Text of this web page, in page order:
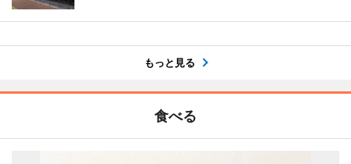
もっと見る
食べる